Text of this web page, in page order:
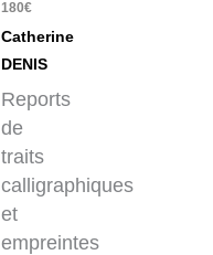
180€
Catherine
DENIS
Reports
de
traits
calligraphiques
et
empreintes